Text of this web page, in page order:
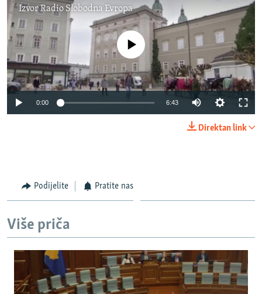
IzvorRadio Slobodna Evropa
No media source currently available
0:00 6:43
Direktan link
Podijelite Pratite nas
Više priča